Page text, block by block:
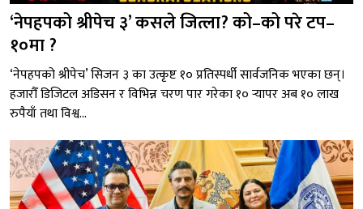
‘नेपहपको श्रीपेच ३’ कसले जित्ला? को–को परे टप–
१०मा ?
‘नेपहपको श्रीपेच’ सिजन ३ का उत्कृष्ट १० प्रतिस्पर्धी सार्वजनिक भएका छन्।
हजारौँ डिजिटल अडिसन र विभिन्न चरण पार गरेका १० र्‍यापर अब १० लाख
रुपैयाँ तथा विश्व...